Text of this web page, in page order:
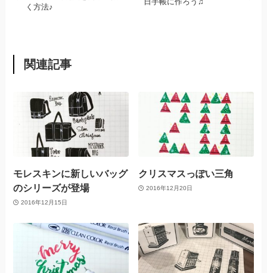
く方法♪
関連記事
モレスキンに新しいバッグ
のシリーズが登場
2016年12月15日
クリスマスっぽい三角
2016年12月20日